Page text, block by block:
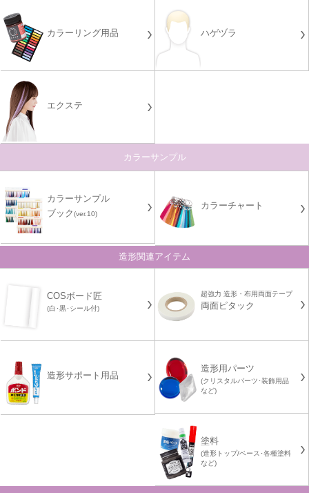
カラーリング用品 ハゲヅラ
エクステ
カラーサンプル
カラーサンプル
ブック(ver.10)
カラーチャート
造形関連アイテム
COSボード匠
(白･黒･シール付)
超強力 造形・布用両面テープ
両面ピタック
造形サポート用品
造形用パーツ
(クリスタルパーツ･装飾用品
など)
塗料
(造形トップ/ベース･各種塗料
など)